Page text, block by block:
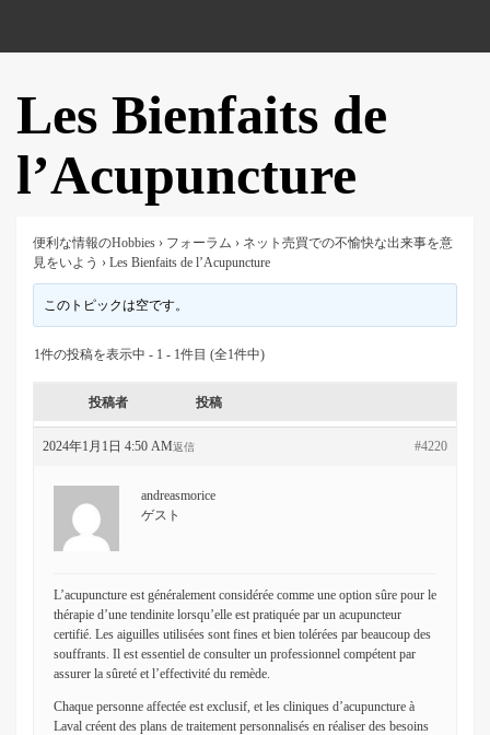
Les Bienfaits de
l’Acupuncture
便利な情報のHobbies › フォーラム › ネット売買での不愉快な出来事を意
見をいよう › Les Bienfaits de l’Acupuncture
このトピックは空です。
1件の投稿を表示中 - 1 - 1件目 (全1件中)
投稿者 投稿
2024年1月1日 4:50 AM #4220
返信
andreasmorice
ゲスト
L’acupuncture est généralement considérée comme une option sûre pour le
thérapie d’une tendinite lorsqu’elle est pratiquée par un acupuncteur
certifié. Les aiguilles utilisées sont fines et bien tolérées par beaucoup des
souffrants. Il est essentiel de consulter un professionnel compétent par
assurer la sûreté et l’effectivité du remède.
Chaque personne affectée est exclusif, et les cliniques d’acupuncture à
Laval créent des plans de traitement personnalisés en réaliser des besoins